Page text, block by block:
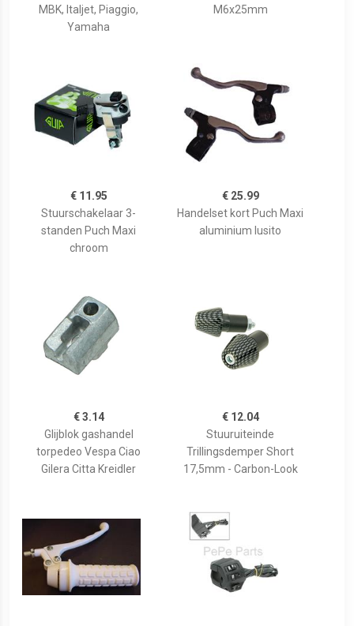
MBK, Italjet, Piaggio,
Yamaha
M6x25mm
€ 11.95
Stuurschakelaar 3-
standen Puch Maxi
chroom
€ 25.99
Handelset kort Puch Maxi
aluminium lusito
€ 3.14
Glijblok gashandel
torpedeo Vespa Ciao
Gilera Citta Kreidler
€ 12.04
Stuuruiteinde
Trillingsdemper Short
17,5mm - Carbon-Look